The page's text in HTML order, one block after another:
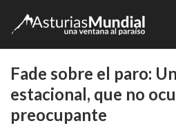
Fade sobre el paro:
estacional, que no
preocupante